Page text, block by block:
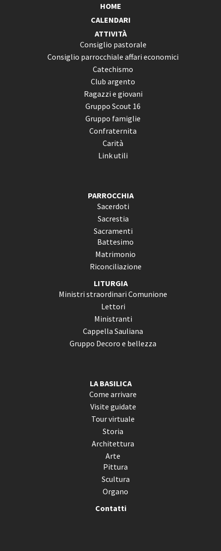
HOME
CALENDARI
ATTIVITÀ
Consiglio pastorale
Consiglio parrocchiale affari economici
Catechismo
Club argento
Ragazzi e giovani
Gruppo Scout 16
Gruppo famiglie
Confraternita
Carità
Link utili
PARROCCHIA
Sacerdoti
Sacrestia
Sacramenti
Battesimo
Matrimonio
Riconciliazione
LITURGIA
Ministri straordinari Comunione
Lettori
Ministranti
Cappella Sauliana
Gruppo Decoro e bellezza
LA BASILICA
Come arrivare
Visite guidate
Tour virtuale
Storia
Architettura
Arte
Pittura
Scultura
Organo
Contatti